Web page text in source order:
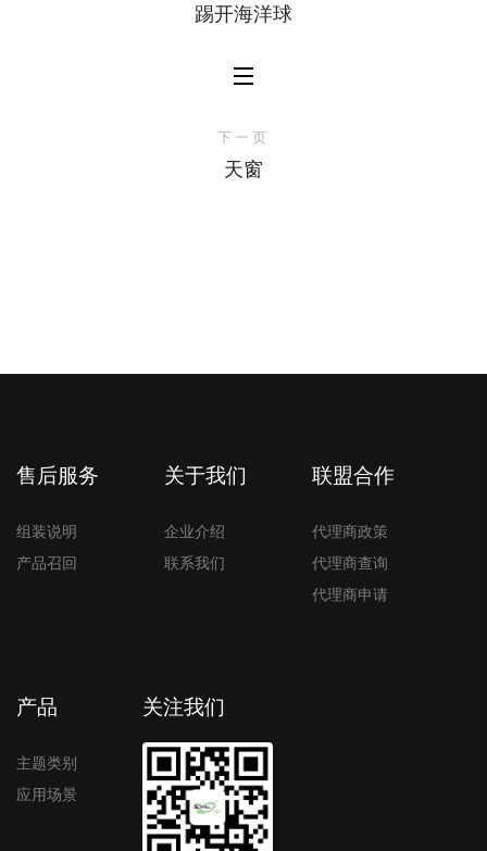
踢开海洋球
下一页
天窗
售后服务
组装说明
产品召回
关于我们
企业介绍
联系我们
联盟合作
代理商政策
代理商查询
代理商申请
产品
主题类别
应用场景
关注我们